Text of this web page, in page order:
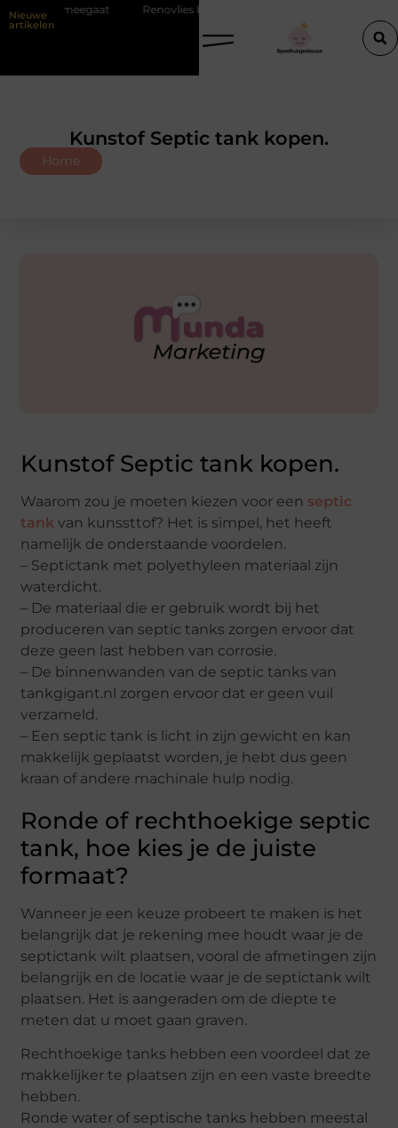
Nieuwe
artikelen
Renovlies behang voor strakke wanden
Kunstof Septic tank kopen.
Home
Kunstof Septic tank kopen.
Waarom zou je moeten kiezen voor een septic
tank van kunssttof? Het is simpel, het heeft
namelijk de onderstaande voordelen.
– Septictank met polyethyleen materiaal zijn
waterdicht.
– De materiaal die er gebruik wordt bij het
produceren van septic tanks zorgen ervoor dat
deze geen last hebben van corrosie.
– De binnenwanden van de septic tanks van
tankgigant.nl zorgen ervoor dat er geen vuil
verzameld.
– Een septic tank is licht in zijn gewicht en kan
makkelijk geplaatst worden, je hebt dus geen
kraan of andere machinale hulp nodig.
Ronde of rechthoekige septic
tank, hoe kies je de juiste
formaat?
Wanneer je een keuze probeert te maken is het
belangrijk dat je rekening mee houdt waar je de
septictank wilt plaatsen, vooral de afmetingen zijn
belangrijk en de locatie waar je de septictank wilt
plaatsen. Het is aangeraden om de diepte te
meten dat u moet gaan graven.
Rechthoekige tanks hebben een voordeel dat ze
makkelijker te plaatsen zijn en een vaste breedte
hebben.
Ronde water of septische tanks hebben meestal